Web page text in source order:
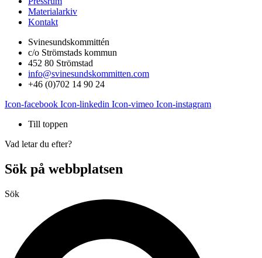
Materialarkiv
Kontakt
Svinesundskommittén
c/o Strömstads kommun
452 80 Strömstad
info@svinesundskommitten.com
+46 (0)702 14 90 24
Icon-facebook Icon-linkedin Icon-vimeo Icon-instagram
Till toppen
Vad letar du efter?
Sök på webbplatsen
Sök